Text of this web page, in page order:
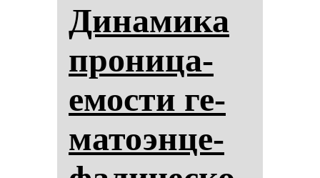
Ди­на­ми­ка
про­ни­ца­
емос­ти ге­
ма­то­эн­це­